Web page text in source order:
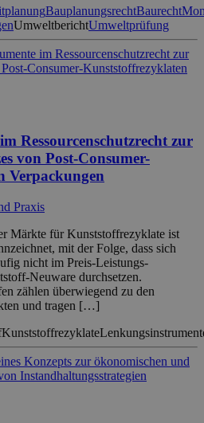
BauplanungsrechtBaurecht
UmweltberichtUmweltprüfung
Ressourcenschutzrecht zur
von Post-Consumer-
Verpackungen
Praxis
Märkte für Kunststoffrezyklate ist
mit der Folge, dass sich
nicht im Preis-Leistungs-
Neuware durchsetzen.
zählen überwiegend zu den
und tragen […]
Kunststoffrezyklate